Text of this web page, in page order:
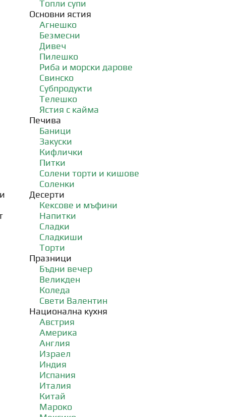
Топли супи
Основни ястия
Агнешко
Безмесни
Дивеч
Пилешко
Риба и морски дарове
Свинско
Субпродукти
Телешко
Ястия с кайма
Печива
Баници
Закуски
Кифлички
Питки
Солени торти и кишове
Соленки
Десерти
Кексове и мъфини
Напитки
Сладки
Сладкиши
Торти
Празници
Бъдни вечер
Великден
Коледа
Свети Валентин
Национална кухня
Австрия
Америка
Англия
Израел
Индия
Испания
Италия
Китай
Мароко